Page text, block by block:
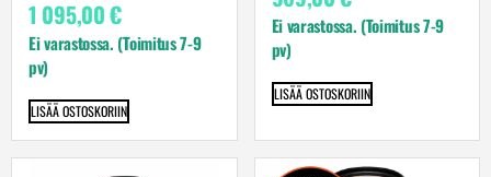
1 095,00€
Ei varastossa. (Toimitus 7-9
pv)
LISÄÄ OSTOSKORIIN
Ei varastossa. (Toimitus 7-9
pv)
LISÄÄ OSTOSKORIIN